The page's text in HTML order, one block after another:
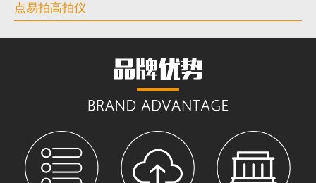
点易拍高拍仪